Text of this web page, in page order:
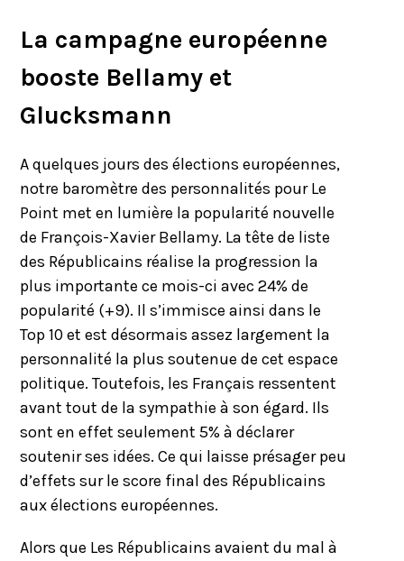
La campagne européenne
booste Bellamy et
Glucksmann
A quelques jours des élections européennes,
notre baromètre des personnalités pour Le
Point met en lumière la popularité nouvelle
de François-Xavier Bellamy. La tête de liste
des Républicains réalise la progression la
plus importante ce mois-ci avec 24% de
popularité (+9). Il s’immisce ainsi dans le
Top 10 et est désormais assez largement la
personnalité la plus soutenue de cet espace
politique. Toutefois, les Français ressentent
avant tout de la sympathie à son égard. Ils
sont en effet seulement 5% à déclarer
soutenir ses idées. Ce qui laisse présager peu
d’effets sur le score final des Républicains
aux élections européennes.
Alors que Les Républicains avaient du mal à